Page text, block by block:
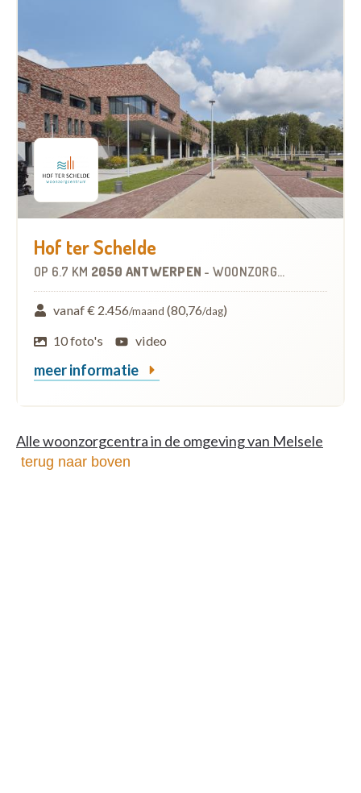
Hof ter Schelde
OP 6.7 KM 2050 ANTWERPEN - WOONZORGCENTRUM (WZC)
vanaf € 2.456/maand (80,76/dag)
10 foto's
video
meer informatie
Alle woonzorgcentra in de omgeving van Melsele
terug naar boven